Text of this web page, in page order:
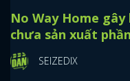
No Way Home
chưa sản xuất
SEIZEDIX